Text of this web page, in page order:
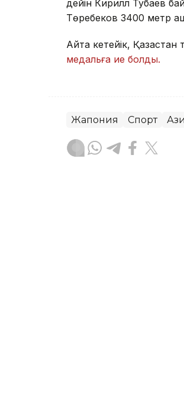
дейін Кирилл Тубаев
Төребеков 3400 метр
Айта кетейік,
медальға ие болды.
Жапония Спорт